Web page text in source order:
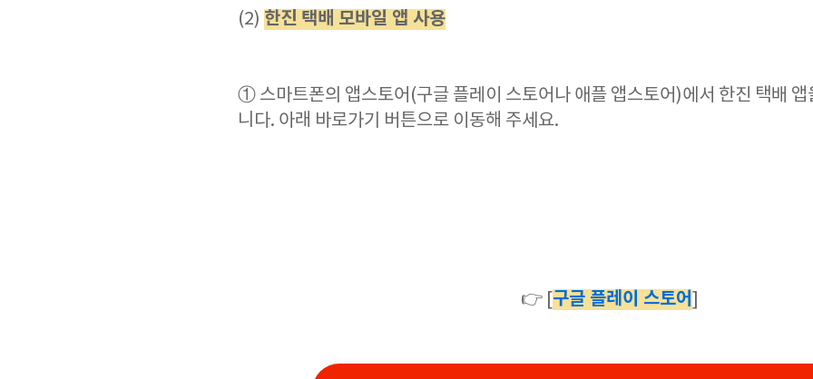
(2) 한진 택배 모바일 앱 사용
① 스마트폰의 앱스토어(구글 플레이 스토어나 애플 앱스토어)에서 한진 택배
니다. 아래 바로가기 버튼으로 이동해 주세요.
👉 [구글 플레이 스토어]